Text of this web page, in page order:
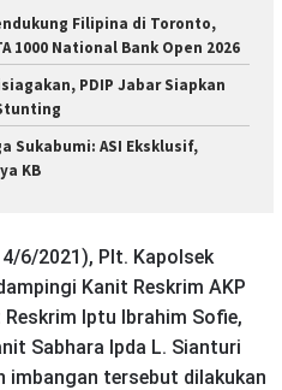
Filipina di Toronto,
1000 National Bank Open 2026
PDIP Jabar Siapkan
Sukabumi: ASI Eksklusif,
KB
6/2021), Plt. Kapolsek
Kanit Reskrim AKP
Iptu Ibrahim Sofie,
Sabhara Ipda L. Sianturi
imbangan tersebut dilakukan